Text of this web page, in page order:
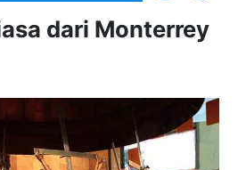
dari Monterrey